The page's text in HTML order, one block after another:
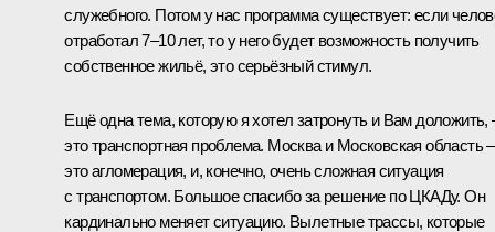
служебного. Потом у нас программа существует: если
отработал 7–10 лет, то у него будет возможность получить
собственное жильё, это серьёзный стимул.
Ещё одна тема, которую я хотел затронуть и Вам доложить,
это транспортная проблема. Москва и Московская область –
это агломерация, и, конечно, очень сложная ситуация
с транспортом. Большое спасибо за решение по ЦКАДу. Он
кардинально меняет ситуацию. Вылетные трассы, которые